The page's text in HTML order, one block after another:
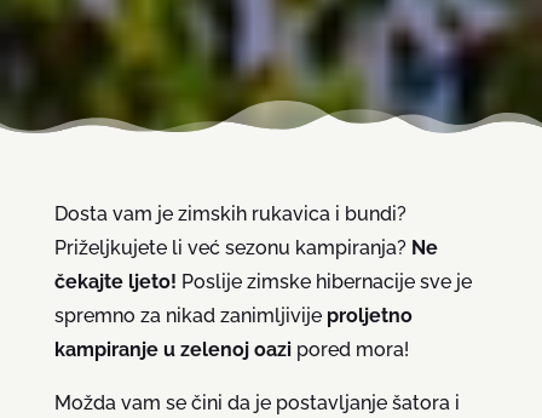
Dosta vam je zimskih rukavica i bundi?
Priželjkujete li već sezonu kampiranja? Ne
čekajte ljeto! Poslije zimske hibernacije sve je
spremno za nikad zanimljivije proljetno
kampiranje u zelenoj oazipored mora!
Možda vam se čini da je postavljanje šatora i